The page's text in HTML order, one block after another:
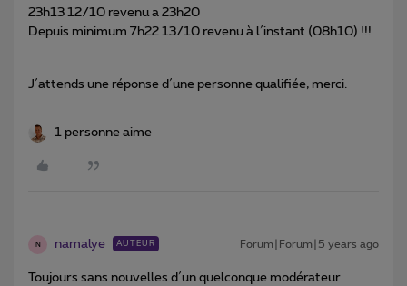
23h13 12/10 revenu a 23h20
Depuis minimum 7h22 13/10 revenu à l´instant (08h10) !!!
J´attends une réponse d´une personne qualifiée, merci.
1 personne aime
N namalye AUTEUR Forum|Forum|5 years ago
Toujours sans nouvelles d´un quelconque modérateur